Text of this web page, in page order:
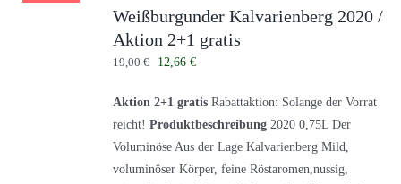
Weißburgunder Kalvarienberg 2020 /
Aktion 2+1 gratis
19,00€
Ursprünglicher
war:
19,00 €
12,66 €Aktueller
ist:
12,66 €.
Aktion 2+1 gratisRabattaktion: Solange der Vorrat
reicht! Produktbeschreibung2020 0,75L Der
Voluminöse Aus der Lage Kalvarienberg Mild,
voluminöser Körper, feine Röstaromen,nussig,